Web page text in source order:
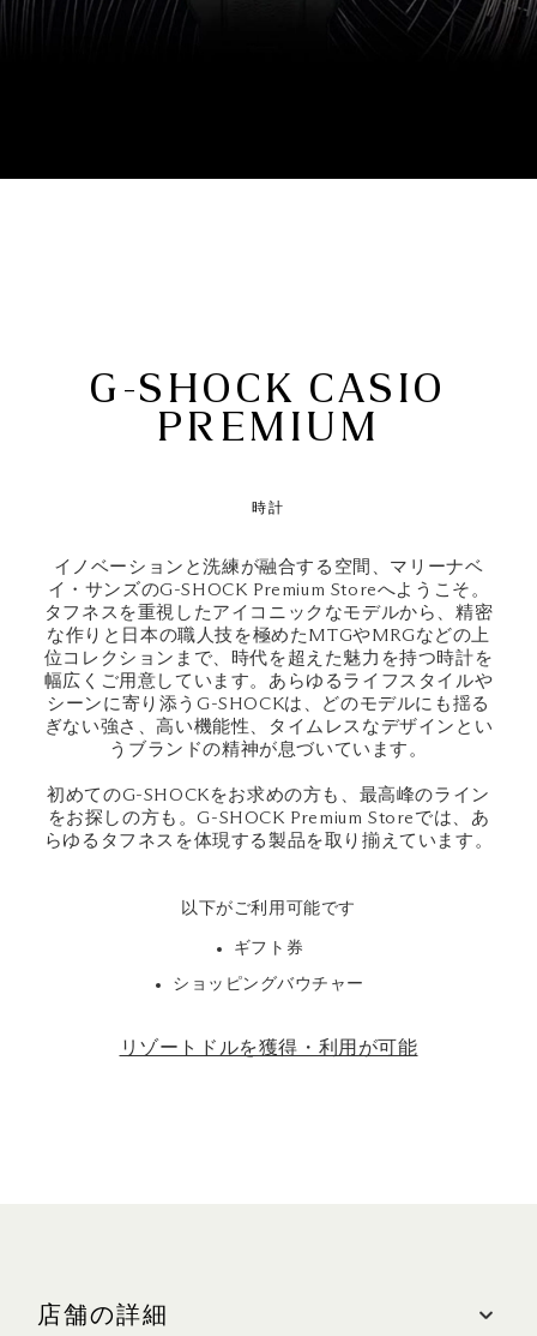
G-SHOCK CASIO
PREMIUM
時計
イノベーションと洗練が融合する空間、マリーナベ
イ・サンズのG-SHOCK Premium Storeへようこそ。
タフネスを重視したアイコニックなモデルから、精密
な作りと日本の職人技を極めたMTGやMRGなどの上
位コレクションまで、時代を超えた魅力を持つ時計を
幅広くご用意しています。あらゆるライフスタイルや
シーンに寄り添うG-SHOCKは、どのモデルにも揺る
ぎない強さ、高い機能性、タイムレスなデザインとい
うブランドの精神が息づいています。
初めてのG-SHOCKをお求めの方も、最高峰のライン
をお探しの方も。G-SHOCK Premium Storeでは、あ
らゆるタフネスを体現する製品を取り揃えています。
以下がご利用可能です
ギフト券
ショッピングバウチャー
リゾートドルを獲得・利用が可能
店舗の詳細